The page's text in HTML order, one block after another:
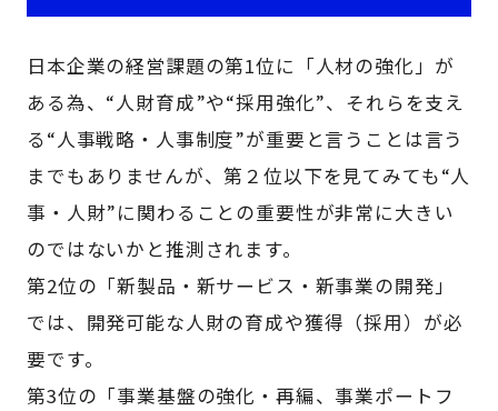
日本企業の経営課題の第1位に「人材の強化」が
ある為、“人財育成”や“採用強化”、それらを支え
る“人事戦略・人事制度”が重要と言うことは言う
までもありませんが、第２位以下を見てみても“人
事・人財”に関わることの重要性が非常に大きい
のではないかと推測されます。
第2位の「新製品・新サービス・新事業の開発」
では、開発可能な人財の育成や獲得（採用）が必
要です。
第3位の「事業基盤の強化・再編、事業ポートフ